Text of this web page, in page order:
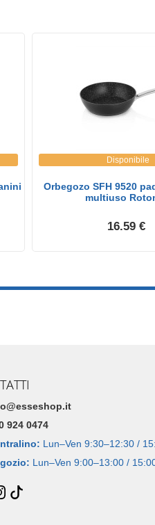
Disponibile
Orbegozo SFH 9520
multiuso
16.59 €
924 0474
Lun–Ven 9:30–12:30 /
Lun–Ven 9:00–13:00 /